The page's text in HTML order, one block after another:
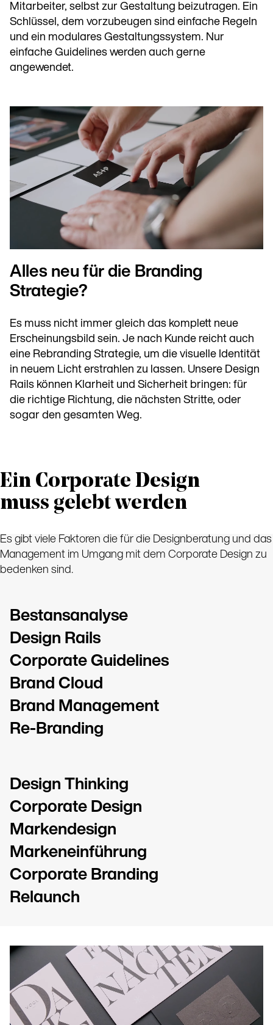
Mitarbeiter, selbst zur Gestaltung beizutragen. Ein
Schlüssel, dem vorzubeugen sind einfache Regeln
und ein modulares Gestaltungssystem. Nur
einfache Guidelines werden auch gerne
angewendet.
Alles neu für die Branding
Strategie?
Es muss nicht immer gleich das komplett neue
Erscheinungsbild sein. Je nach Kunde reicht auch
eine Rebranding Strategie, um die visuelle Identität
in neuem Licht erstrahlen zu lassen. Unsere Design
Rails können Klarheit und Sicherheit bringen: für
die richtige Richtung, die nächsten Stritte, oder
sogar den gesamten Weg.
Ein Corporate Design
muss gelebt werden
Es gibt viele Faktoren die für die Designberatung und das
Management im Umgang mit dem Corporate Design zu
bedenken sind.
Bestansanalyse
Design Rails
Corporate Guidelines
Brand Cloud
Brand Management
Re-Branding
Design Thinking
Corporate Design
Markendesign
Markeneinführung
Corporate Branding
Relaunch